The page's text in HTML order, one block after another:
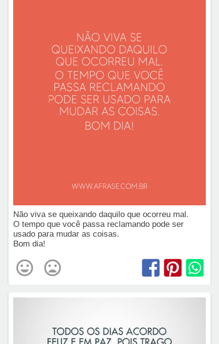
Não viva se queixando daquilo que ocorreu mal.
O tempo que você passa reclamando pode ser
usado para mudar as coisas.
Bom dia!